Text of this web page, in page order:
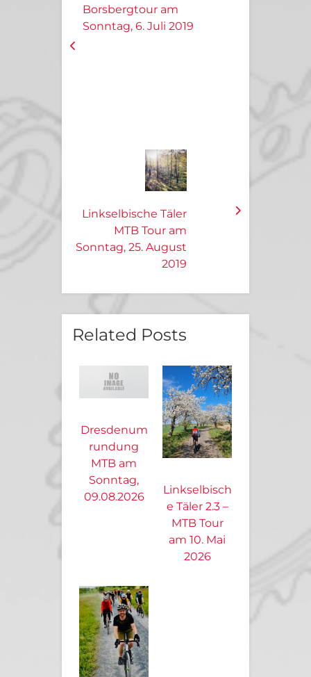
Borsbergtour am
Sonntag, 6. Juli 2019
Linkselbische Täler
MTB Tour am
Sonntag, 25. August
2019
Related Posts
Dresdenum
rundung
MTB am
Sonntag,
09.08.2026
Linkselbisch
e Täler 2.3 –
MTB Tour
am 10. Mai
2026